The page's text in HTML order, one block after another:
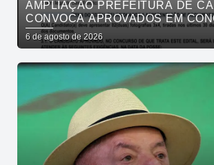
AMPLIAÇÃO PREFEITURA DE
CONVOCA APROVADOS EM
PÚBLICO DA SAÚDE PARA
DE DOCUMENTOS
6 de agosto de 2026